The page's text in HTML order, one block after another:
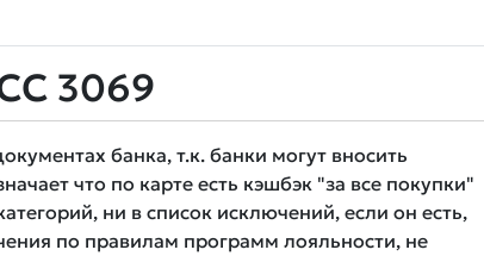
3069
банка, т.к. банки могут вносить
что по карте есть кэшбэк "за все покупки"
ни в список исключений, если он есть,
по правилам программ лояльности, не